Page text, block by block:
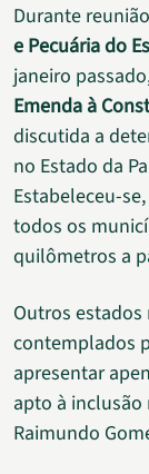
Durante
e Pecuária do
janeiro
Emenda à
discutida a
no Estado da
Estabeleceu-
todos os
quilômetros a
Outros
contemplados
apresentar
apto à inclusão
Raimundo